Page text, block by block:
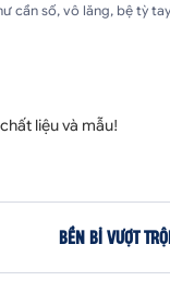
cần số, vô lăng, bệ tỳ
liệu và mẫu!
BỀN BỈ VƯỢT